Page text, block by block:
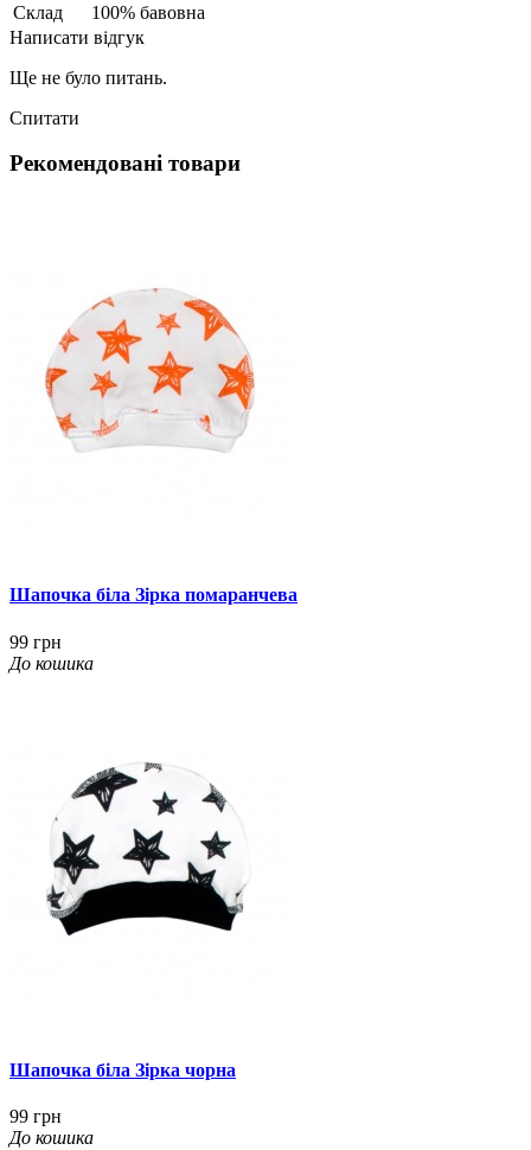
Склад
100% бавовна
Написати відгук
Ще не було питань.
Спитати
Рекомендовані товари
Шапочка біла Зірка помаранчева
99 грн
До кошика
Шапочка біла Зірка чорна
99 грн
До кошика